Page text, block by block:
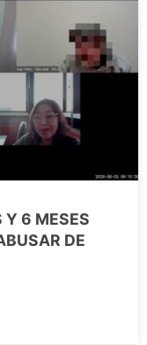
Y 6 MESES
DE